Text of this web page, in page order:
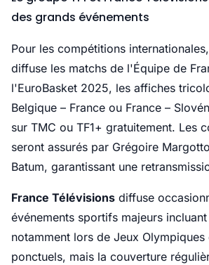
des grands événements
Pour les compétitions
diffuse les matchs de l'Équipe de
l'EuroBasket 2025, les affiches
Belgique – France ou France –
sur TMC ou TF1+ gratuitement. Les
seront assurés par Grégoire
Batum, garantissant une
France Télévisions diffuse
événements sportifs majeurs
notamment lors de Jeux Olympiques
ponctuels, mais la couverture